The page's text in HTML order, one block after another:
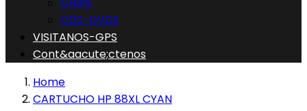
CDS-DVDS
VISITANOS-GPS
Cont&aacute;ctenos
Home
CARTUCHO HP 88XL CYAN